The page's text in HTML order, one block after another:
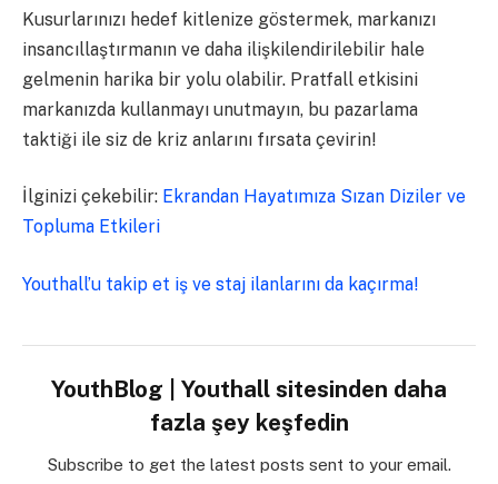
Kusurlarınızı hedef kitlenize göstermek, markanızı
insancıllaştırmanın ve daha ilişkilendirilebilir hale
gelmenin harika bir yolu olabilir. Pratfall etkisini
markanızda kullanmayı unutmayın, bu pazarlama
taktiği ile siz de kriz anlarını fırsata çevirin!
İlginizi çekebilir: Ekrandan Hayatımıza Sızan Diziler ve
Topluma Etkileri
Youthall’u takip et iş ve staj ilanlarını da kaçırma!
YouthBlog | Youthall sitesinden daha
fazla şey keşfedin
Subscribe to get the latest posts sent to your email.